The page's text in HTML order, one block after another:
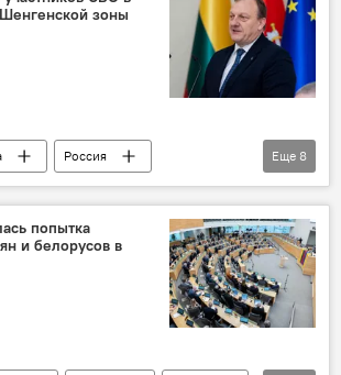
зоны
Россия
дискриминация русских
МВД Литвы
Еще 8
попытка
и белорусов в